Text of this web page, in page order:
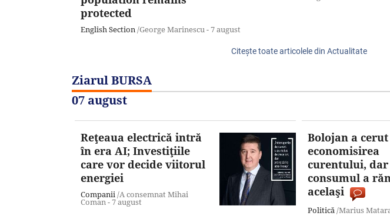
protected
English Section /George Marinescu -7 august
Citeşte toate articolele din Actualitate
Ziarul BURSA
07 august
Reţeaua electrică intră
în era AI; Investiţiile
care vor decide viitorul
energiei
Companii /A consemnat Mihai
Coman -7 august
Bolojan a cerut
economisirea
curentului, dar
consumul a
acelaşi
Politică /Marius